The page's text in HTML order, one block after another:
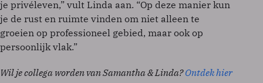
je privéleven,” vult Linda aan. “Op deze manier kun
je de rust en ruimte vinden om niet alleen te
groeien op professioneel gebied, maar ook op
persoonlijk vlak.”
Wil je collega worden van Samantha & Linda?Ontdek hier